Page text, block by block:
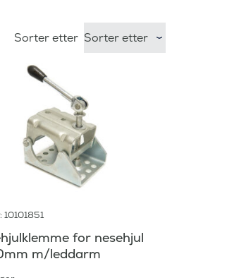
Sorter etter
10101851
for nesehjul
m/leddarm